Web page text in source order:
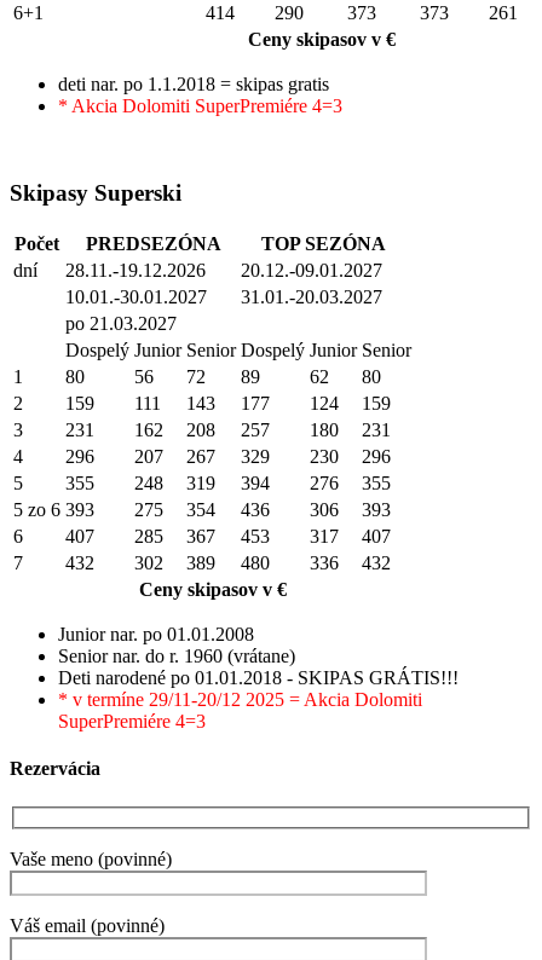
6+1
414 290 373 373
261
Ceny skipasov v €
deti nar. po 1.1.2018 = skipas gratis
* Akcia Dolomiti SuperPremiére 4=3
Skipasy Superski
Počet PREDSEZÓNA
TOP SEZÓNA
dní
28.11.-19.12.2026
20.12.-09.01.2027
10.01.-30.01.2027
31.01.-20.03.2027
po 21.03.2027
Dospelý Junior Senior Dospelý Junior Senior
1
80 56 72 89 62
80
2
159 111 143 177 124
159
3
231 162 208 257 180
231
4
296 207 267 329 230
296
5
355 248 319 394 276
355
5 zo 6 393 275 354 436 306
393
6
407 285 367 453 317
407
7
432 302 389 480 336
432
Ceny skipasov v €
Junior nar. po 01.01.2008
Senior nar. do r. 1960 (vrátane)
Deti narodené po 01.01.2018 - SKIPAS GRÁTIS!!!
* v termíne 29/11-20/12 2025 = Akcia Dolomiti
SuperPremiére 4=3
Rezervácia
Vaše meno (povinné)
Váš email (povinné)